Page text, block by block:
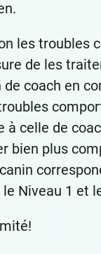
les
de les
coach en
celle de
bien plus
Niveau 1 et